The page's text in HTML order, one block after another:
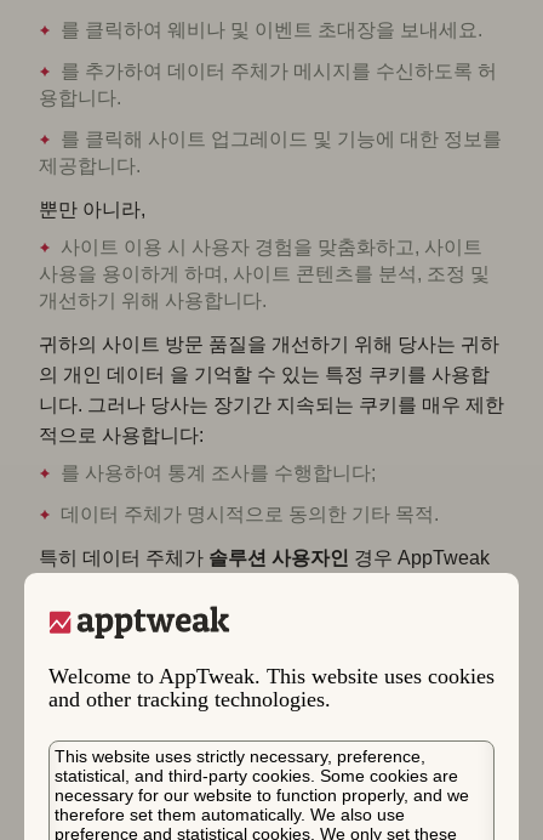
Welcome to AppTweak. This website uses cookies
and other tracking technologies.
This website uses strictly necessary, preference,
statistical, and third-party cookies. Some cookies are
necessary for our website to function properly, and we
therefore set them automatically. We also use
preference and statistical cookies. We only set these
를 클릭하여 웨비나 및 이벤트 초대장을 보내세요.
를 추가하여 데이터 주체가 메시지를 수신하도록 허
용합니다.
를 클릭해 사이트 업그레이드 및 기능에 대한 정보를
제공합니다.
뿐만 아니라,
사이트 이용 시 사용자 경험을 맞춤화하고, 사이트
사용을 용이하게 하며, 사이트 콘텐츠를 분석, 조정 및
개선하기 위해 사용합니다.
귀하의 사이트 방문 품질을 개선하기 위해 당사는 귀하
의 개인 데이터 을 기억할 수 있는 특정 쿠키를 사용합
니다. 그러나 당사는 장기간 지속되는 쿠키를 매우 제한
적으로 사용합니다:
를 사용하여 통계 조사를 수행합니다;
데이터 주체가 명시적으로 동의한 기타 목적.
특히 데이터 주체가 솔루션 사용자인 경우 AppTweak
무료 평가판을 시작하세요.
택해야 하며, 이를 통해 계정 을 개인과 연결할 수 있습
니다.
당사 사이트에 사용자 계정 등록.귀하는 당사 사이
트의 사용자 계정 를 통해 온라인으로 주문할 수 있습니
다. 이를 위해서는 온라인 계정 을 생성하고 개인 데이
터 을 삽입하여 귀하의 플랜을 선택해야 하며, 당사가